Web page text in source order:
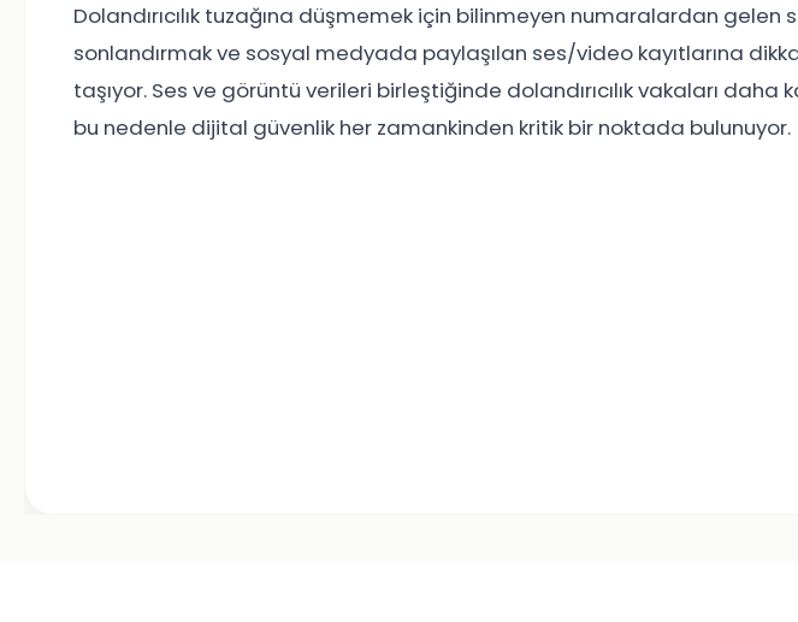
Dolandırıcılık tuzağına düşmemek için bilinmeyen numaralardan gelen
sonlandırmak ve sosyal medyada paylaşılan ses/video kayıtlarına
taşıyor. Ses ve görüntü verileri birleştiğinde dolandırıcılık vakaları daha
bu nedenle dijital güvenlik her zamankinden kritik bir noktada bulunuyor.